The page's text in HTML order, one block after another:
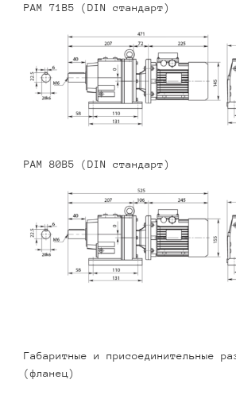
PAM 71B5 (DIN стандарт)
PAM 80B5 (DIN стандарт)
Габаритные и присоединительные
(фланец)